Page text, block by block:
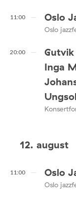
11:00 Oslo
Oslo
20:00
Inga
12. august
11:00 Oslo
Oslo